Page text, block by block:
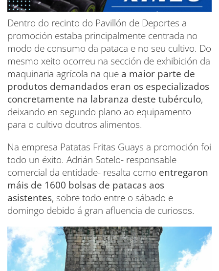
Dentro do recinto do Pavillón de Deportes a
promoción estaba principalmente centrada no
modo de consumo da pataca e no seu cultivo. Do
mesmo xeito ocorreu na sección de exhibición da
maquinaria agrícola na que a maior parte de
produtos demandados eran os especializados
concretamente na labranza deste tubérculo,
deixando en segundo plano ao equipamento
para o cultivo doutros alimentos.
Na empresa Patatas Fritas Guays a promoción foi
todo un éxito. Adrián Sotelo- responsable
comercial da entidade- resalta como entregaron
máis de 1600 bolsas de patacas aos
asistentes, sobre todo entre o sábado e
domingo debido á gran afluencia de curiosos.